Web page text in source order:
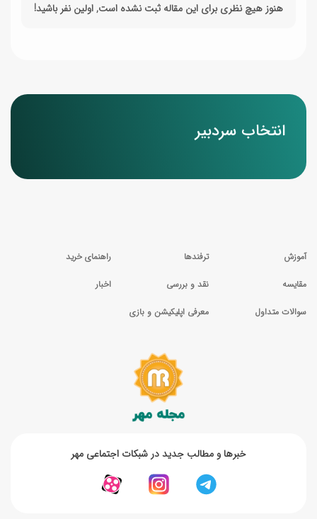
هنوز هیچ نظری برای این مقاله ثبت نشده است, اولین نفر باشید!
انتخاب سردبیر
آموزش ترفندها راهنمای خرید
مقایسه نقد و بررسی اخبار
سوالات متداول معرفی اپلیکیشن و بازی
خبر‌ها و مطالب جدید در شبکات اجتماعی مهر